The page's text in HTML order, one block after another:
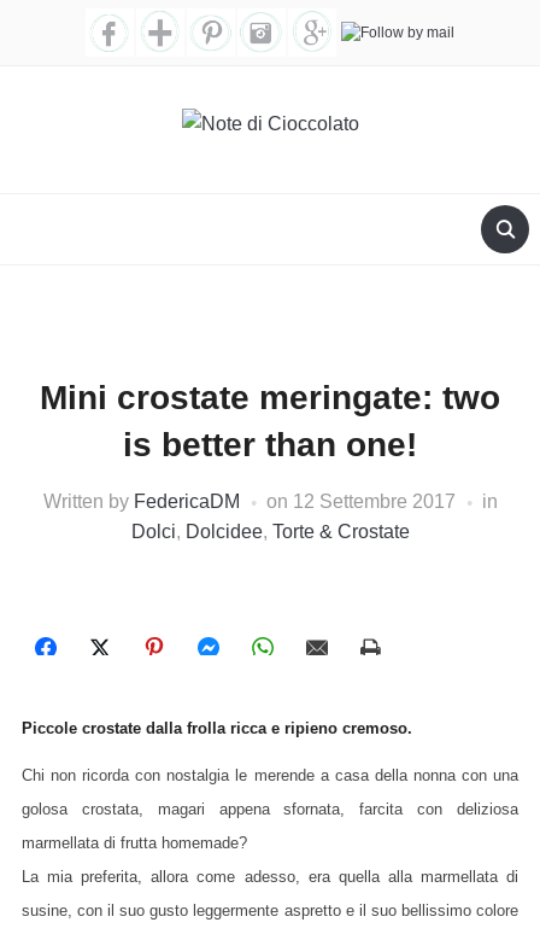
Mini crostate meringate: two
is better than one!
Written by FedericaDM on 12 Settembre 2017
in
Dolci, Dolcidee, Torte & Crostate
Piccole crostate dalla frolla ricca e ripieno cremoso.
Chi non ricorda con nostalgia le merende a casa della nonna con una
golosa crostata, magari appena sfornata, farcita con deliziosa
marmellata di frutta homemade?
La mia preferita, allora come adesso, era quella alla marmellata di
susine, con il suo gusto leggermente aspretto e il suo bellissimo colore